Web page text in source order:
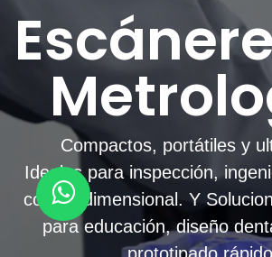
Compactos, portátiles y
Ideales para inspección,
control dimensional. Y
para educación, diseño